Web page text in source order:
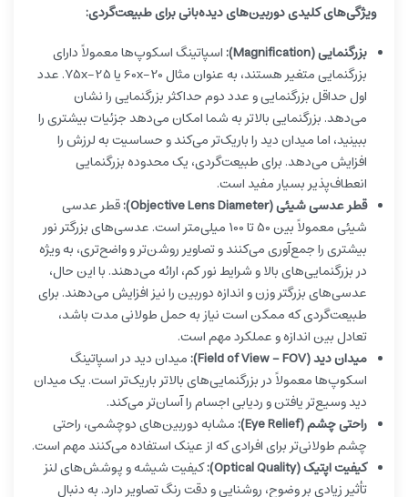
ویژگی‌های کلیدی دوربین‌های دیده‌بانی برای طبیعت‌گردی:
بزرگنمایی (Magnification):
اسپاتینگ اسکوپ‌ها معمولاً دارای
بزرگنمایی متغیر هستند، به عنوان مثال 20-60x یا 25-75x. عدد
اول حداقل بزرگنمایی و عدد دوم حداکثر بزرگنمایی را نشان
می‌دهد. بزرگنمایی بالاتر به شما امکان می‌دهد جزئیات بیشتری را
ببینید، اما میدان دید را باریک‌تر می‌کند و حساسیت به لرزش را
افزایش می‌دهد. برای طبیعت‌گردی، یک محدوده بزرگنمایی
انعطاف‌پذیر بسیار مفید است.
قطر عدسی شیئی (Objective Lens Diameter):
قطر عدسی
شیئی معمولاً بین 50 تا 100 میلی‌متر است. عدسی‌های بزرگتر نور
بیشتری را جمع‌آوری می‌کنند و تصاویر روشن‌تر و واضح‌تری، به ویژه
در بزرگنمایی‌های بالا و شرایط نور کم، ارائه می‌دهند. با این حال،
عدسی‌های بزرگتر وزن و اندازه دوربین را نیز افزایش می‌دهند. برای
طبیعت‌گردی که ممکن است نیاز به حمل طولانی مدت باشد،
تعادل بین اندازه و عملکرد مهم است.
میدان دید (Field of View - FOV):
میدان دید در اسپاتینگ
اسکوپ‌ها معمولاً در بزرگنمایی‌های بالاتر باریک‌تر است. یک میدان
دید وسیع‌تر یافتن و ردیابی اجسام را آسان‌تر می‌کند.
راحتی چشم (Eye Relief):
مشابه دوربین‌های دوچشمی، راحتی
چشم طولانی‌تر برای افرادی که از عینک استفاده می‌کنند مهم است.
کیفیت اپتیک (Optical Quality):
کیفیت شیشه و پوشش‌های لنز
تأثیر زیادی بر وضوح، روشنایی و دقت رنگ تصاویر دارد. به دنبال